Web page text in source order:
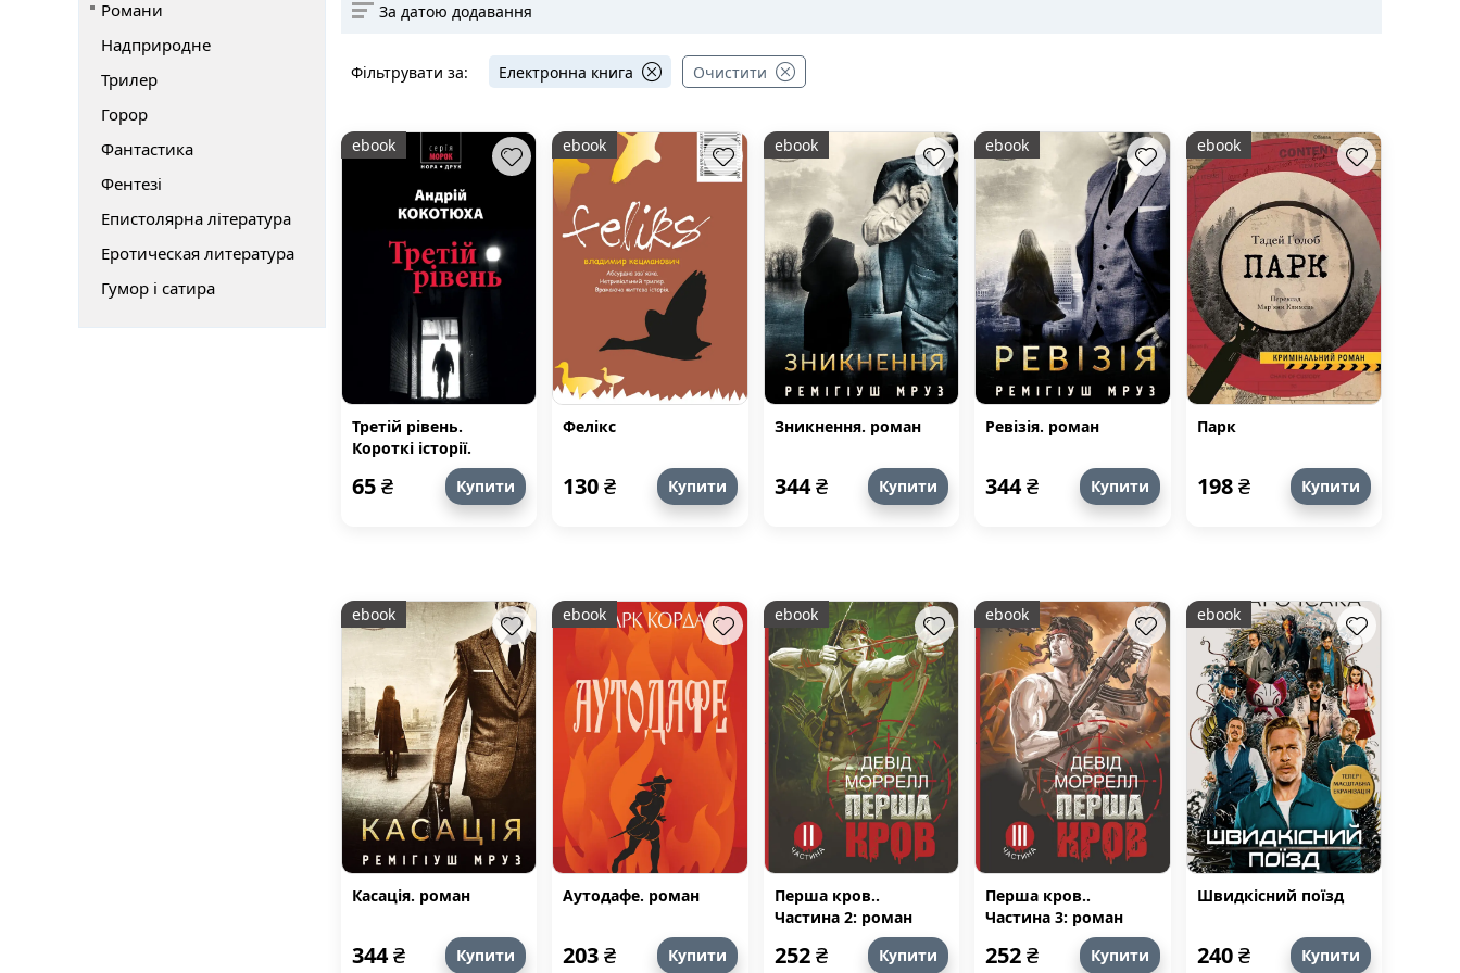
Романи
Надприродне
Трилер
Горор
Фантастика
Фентезі
Епистолярна література
Еротическая литература
Гумор і сатира
За датою додавання
Електронна книга Очистити
Фільтрувати за:
ebook
Третій рівень.
Короткі історії.
Збірка оповідань
65₴ Купити
ebook
Фелікс
130₴ Купити
ebook
Зникнення. роман
344₴ Купити
ebook
Ревізія. роман
344₴ Купити
ebook
Парк
198₴ Купити
ebook
Касація. роман
344₴ Купити
ebook
Аутодафе. роман
203₴ Купити
ebook
Перша кров..
Частина 2: роман
252₴ Купити
ebook
Перша кров..
Частина 3: роман
252₴ Купити
ebook
Швидкісний поїзд
240₴ Купити